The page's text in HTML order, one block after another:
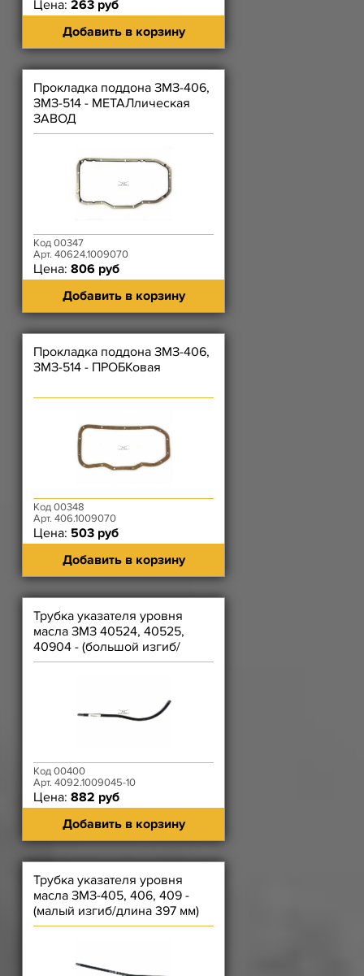
Цена: 263 руб
Добавить в корзину
Прокладка поддона ЗМЗ-406,
ЗМЗ-514 - МЕТАЛлическая
ЗАВОД
Код 00347
Арт. 40624.1009070
Цена: 806 руб
Добавить в корзину
Прокладка поддона ЗМЗ-406,
ЗМЗ-514 - ПРОБКовая
Код 00348
Арт. 406.1009070
Цена: 503 руб
Добавить в корзину
Трубка указателя уровня
масла ЗМЗ 40524, 40525,
40904 - (большой изгиб/
длина 406 мм)
Код 00400
Арт. 4092.1009045-10
Цена: 882 руб
Добавить в корзину
Трубка указателя уровня
масла ЗМЗ-405, 406, 409 -
(малый изгиб/длина 397 мм)